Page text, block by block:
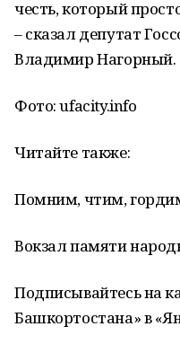
честь, который
– сказал депутат
Владимир Нагорный.
Фото: ufacity.info
Читайте также:
Помним, чтим,
Вокзал памяти
Подписывайтесь на
Башкортостана» в